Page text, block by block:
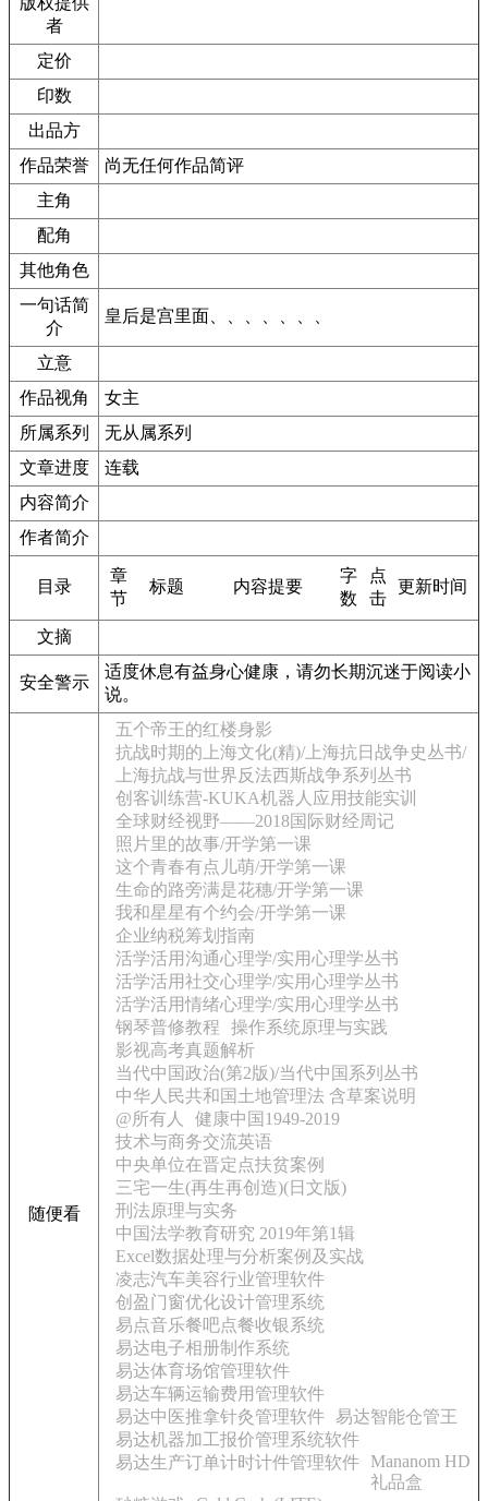
者
定价
印数
出品方
作品荣誉
尚无任何作品简评
主角
配角
其他角色
一句话简
介
皇后是宫里面、、、、、、、
立意
作品视角
女主
所属系列
无从属系列
文章进度
连载
内容简介
作者简介
目录
章
节
标题 内容提要
字
数
点
击
更新时间
文摘
安全警示
适度休息有益身心健康，请勿长期沉迷于阅读小
说。
随便看
五个帝王的红楼身影
抗战时期的上海文化(精)/上海抗日战争史丛书/
上海抗战与世界反法西斯战争系列丛书
创客训练营-KUKA机器人应用技能实训
全球财经视野——2018国际财经周记
照片里的故事/开学第一课
这个青春有点儿萌/开学第一课
生命的路旁满是花穗/开学第一课
我和星星有个约会/开学第一课
企业纳税筹划指南
活学活用沟通心理学/实用心理学丛书
活学活用社交心理学/实用心理学丛书
活学活用情绪心理学/实用心理学丛书
钢琴普修教程
操作系统原理与实践
影视高考真题解析
当代中国政治(第2版)/当代中国系列丛书
中华人民共和国土地管理法 含草案说明
@所有人
健康中国1949-2019
技术与商务交流英语
中央单位在晋定点扶贫案例
三宅一生(再生再创造)(日文版)
刑法原理与实务
中国法学教育研究 2019年第1辑
Excel数据处理与分析案例及实战
凌志汽车美容行业管理软件
创盈门窗优化设计管理系统
易点音乐餐吧点餐收银系统
易达电子相册制作系统
易达体育场馆管理软件
易达车辆运输费用管理软件
易达中医推拿针灸管理软件
易达智能仓管王
易达机器加工报价管理系统软件
易达生产订单计时计件管理软件
Mananom HD
礼品盒